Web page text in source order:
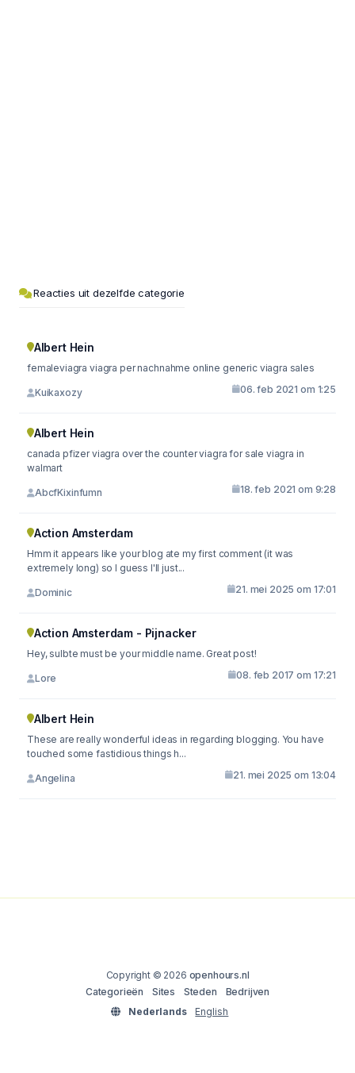
Reacties uit dezelfde categorie
Albert Hein
femaleviagra viagra per nachnahme online generic viagra sales
Kuikaxozy 06. feb 2021 om 1:25
Albert Hein
canada pfizer viagra over the counter viagra for sale viagra in
walmart
AbcfKixinfumn 18. feb 2021 om 9:28
Action Amsterdam
Hmm it appears like your blog ate my first comment (it was
extremely long) so I guess I'll just...
Dominic 21. mei 2025 om 17:01
Action Amsterdam - Pijnacker
Hey, sulbte must be your middle name. Great post!
Lore 08. feb 2017 om 17:21
Albert Hein
These are really wonderful ideas in regarding blogging. You have
touched some fastidious things h...
Angelina 21. mei 2025 om 13:04
Copyright © 2026 openhours.nl
Categorieën
Sites Steden
Bedrijven
Nederlands
English